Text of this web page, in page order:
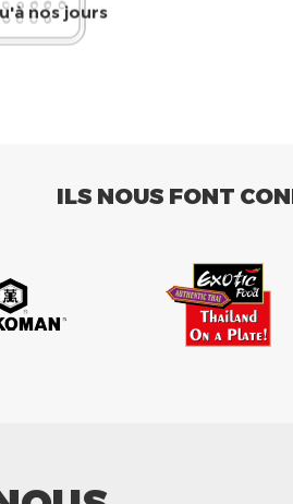
nos jours
ILS NOUS FONT